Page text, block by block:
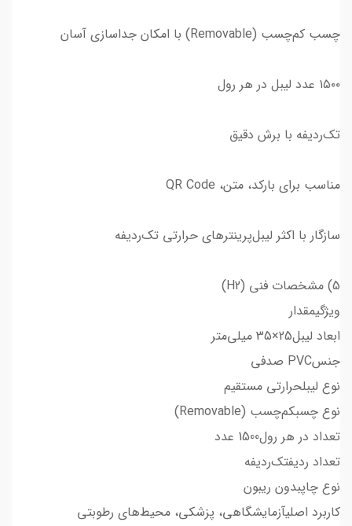
چسب کم‌چسب (Removable) با امکان جداسازی آسان
۱۵۰۰ عدد لیبل در هر رول
تک‌ردیفه با برش دقیق
مناسب برای بارکد، متن، QR Code
سازگار با اکثر لیبل‌پرینترهای حرارتی تک‌ردیفه
5) مشخصات فنی (H2)
ویژگیمقدار
ابعاد لیبل25×35 میلی‌متر
جنسPVC صدفی
نوع لیبلحرارتی مستقیم
نوع چسبکم‌چسب (Removable)
تعداد در هر رول1500 عدد
تعداد ردیفتک‌ردیفه
نوع چاپبدون ریبون
کاربرد اصلیآزمایشگاهی، پزشکی، محیط‌های رطوبتی